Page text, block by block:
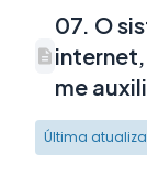
07. O
me
Última